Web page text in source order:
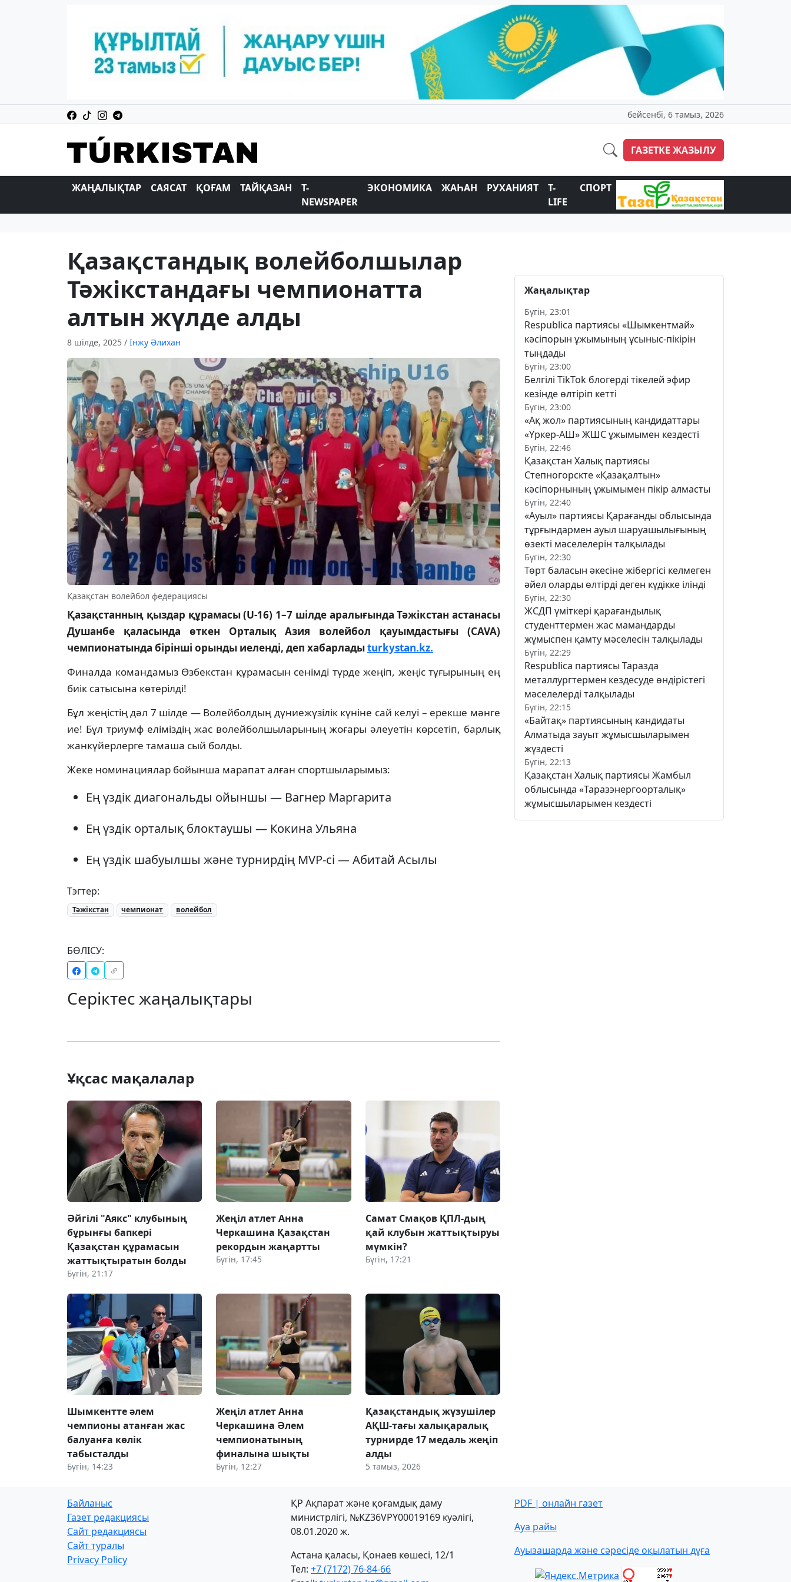
бейсенбі, 6 тамыз, 2026
ГАЗЕТКЕ ЖАЗЫЛУ
ЖАҢАЛЫҚТАР САЯСАТ ҚОҒАМ ТАЙҚАЗАН
T-
NEWSPAPER
ЭКОНОМИКА ЖАҺАН РУХАНИЯТ
T-
LIFE
СПОРТ
Қазақстандық волейболшылар
Тәжікстандағы чемпионатта
алтын жүлде алды
8 шілде, 2025 / Інжу Әлихан
Қазақстан волейбол федерациясы
Қазақстанның қыздар құрамасы (U-16) 1–7 шілде аралығында Тәжікстан астанасы
Душанбе қаласында өткен Орталық Азия волейбол қауымдастығы (CAVA)
чемпионатында бірінші орынды иеленді, деп хабарладыturkystan.kz.
Финалда командамыз Өзбекстан құрамасын сенімді түрде жеңіп, жеңіс тұғырының ең
биік сатысына көтерілді!
Бұл жеңістің дәл 7 шілде — Волейболдың дүниежүзілік күніне сай келуі – ерекше мәнге
ие! Бұл триумф еліміздің жас волейболшыларының жоғары әлеуетін көрсетіп, барлық
жанкүйерлерге тамаша сый болды.
Жеке номинациялар бойынша марапат алған спортшыларымыз:
Ең үздік диагональды ойыншы — Вагнер Маргарита
Ең үздік орталық блоктаушы — Кокина Ульяна
Ең үздік шабуылшы және турнирдің MVP-сі — Абитай Асылы
Тэгтер:
Тәжікстан чемпионат волейбол
БӨЛІСУ:
Серіктес жаңалықтары
Ұқсас мақалалар
Әйгілі "Аякс" клубының
бұрынғы бапкері
Қазақстан құрамасын
жаттықтыратын болды
Бүгін, 21:17
Жеңіл атлет Анна
Черкашина Қазақстан
рекордын жаңартты
Бүгін, 17:45
Самат Смақов ҚПЛ-дың
қай клубын жаттықтыруы
мүмкін?
Бүгін, 17:21
Шымкентте әлем
чемпионы атанған жас
балуанға көлік
табысталды
Бүгін, 14:23
Жеңіл атлет Анна
Черкашина Әлем
чемпионатының
финалына шықты
Бүгін, 12:27
Қазақстандық жүзушілер
АҚШ-тағы халықаралық
турнирде 17 медаль жеңіп
алды
5 тамыз, 2026
Жаңалықтар
Бүгін, 23:01
Respublica партиясы «Шымкентмай»
кәсіпорын ұжымының ұсыныс-пікірін
тыңдады
Бүгін, 23:00
Белгілі TikTok блогерді тікелей эфир
кезінде өлтіріп кетті
Бүгін, 23:00
«Ақ жол» партиясының кандидаттары
«Үркер-АШ» ЖШС ұжымымен кездесті
Бүгін, 22:46
Қазақстан Халық партиясы
Степногорскте «Қазақалтын»
кәсіпорнының ұжымымен пікір алмасты
Бүгін, 22:40
«Ауыл» партиясы Қарағанды облысында
тұрғындармен ауыл шаруашылығының
өзекті мәселелерін талқылады
Бүгін, 22:30
Төрт баласын әкесіне жібергісі келмеген
әйел оларды өлтірді деген күдікке ілінді
Бүгін, 22:30
ЖСДП үміткері қарағандылық
студенттермен жас мамандарды
жұмыспен қамту мәселесін талқылады
Бүгін, 22:29
Respublica партиясы Таразда
металлургтермен кездесуде өндірістегі
мәселелерді талқылады
Бүгін, 22:15
«Байтақ» партиясының кандидаты
Алматыда зауыт жұмысшыларымен
жүздесті
Бүгін, 22:13
Қазақстан Халық партиясы Жамбыл
облысында «Таразэнергоорталық»
жұмысшыларымен кездесті
Байланыс
Газет редакциясы
Сайт редакциясы
Сайт туралы
Privacy Policy
ҚР Ақпарат және қоғамдық даму
министрлігі, №KZ36VPY00019169 куәлігі,
08.01.2020 ж.
Астана қаласы, Қонаев көшесі, 12/1
Тел: +7 (7172) 76-84-66
PDF | онлайн газет
Ауа райы
Ауызашарда және сәресіде оқылатын дұға